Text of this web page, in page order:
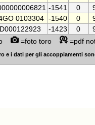
-1541 0
0103304 -1540 0
-1423 0
=foto toro =pdf
e i dati per gli accoppiamenti